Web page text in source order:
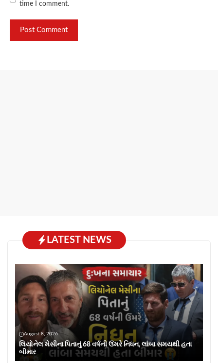
time I comment.
LATEST NEWS
August 8, 2026
લિયોનેલ મેસીના પિતાનું 68 વર્ષની ઉંમરે નિધન, લાંબા સમયથી હતા
બીમાર